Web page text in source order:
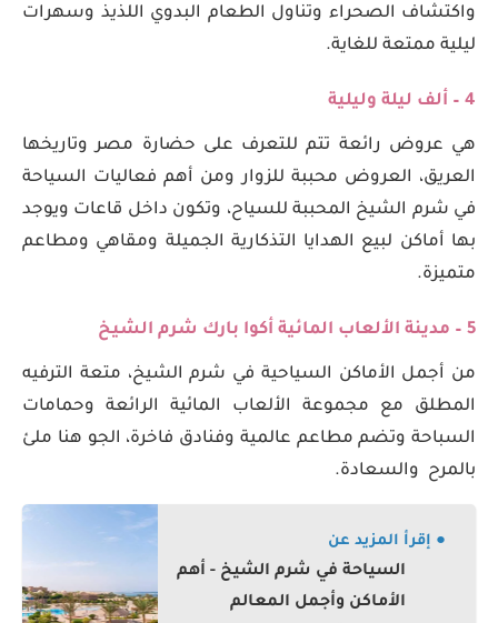
واكتشاف الصحراء وتناول الطعام البدوي اللذيذ وسهرات
ليلية ممتعة للغاية.
4 – ألف ليلة وليلية
هي عروض رائعة تتم للتعرف على حضارة مصر وتاريخها
العريق، العروض محببة للزوار ومن أهم فعاليات السياحة
في شرم الشيخ المحببة للسياح، وتكون داخل قاعات ويوجد
بها أماكن لبيع الهدايا التذكارية الجميلة ومقاهي ومطاعم
متميزة.
5 – مدينة الألعاب المائية أكوا بارك شرم الشيخ
من أجمل الأماكن السياحية في شرم الشيخ، متعة الترفيه
المطلق مع مجموعة الألعاب المائية الرائعة وحمامات
السباحة وتضم مطاعم عالمية وفنادق فاخرة، الجو هنا ملئ
بالمرح والسعادة.
● إقرأ المزيد عن
السياحة في شرم الشيخ - أهم
الأماكن وأجمل المعالم